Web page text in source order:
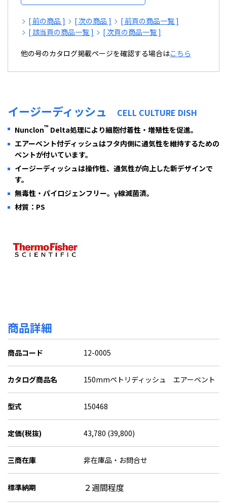
[ 前の商品 ] [ 次の商品 ]
[ 前頁の商品一覧 ]
[ 該当頁の商品一覧 ]
[ 次頁の商品一覧 ]
他の号のカタログ掲載ページを確認する場合はこちら
イージーディッシュ CELL CULTURE DISH
Nunclon™ Delta処理により細胞付着性・増殖性を促進。
エアーベント付ディッシュはフタ内側に通気性を維持するための
ベントが付いています。
イージーディッシュは操作性、通気性が向上した新デザインで
す。
無毒性・パイロジェンフリー。γ線滅菌済。
材質：PS
商品詳細
商品コード 12-0005
カタログ商品名 150mmペトリディッシュ エアーベント
型式 150468
定価(税抜) 43,780 (39,800)
三商在庫 非在庫品・お問合せ
標準納期 ２週間程度